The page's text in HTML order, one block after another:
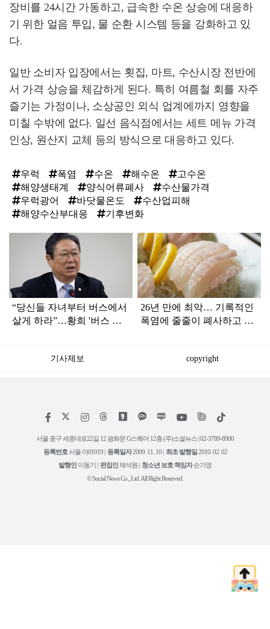
장비를 24시간 가동하고, 급속한 수온 상승에 대응하
기 위한 얼음 투입, 물 순환 시스템 등을 강화하고 있
다.
일반 소비자 입장에서는 횟집, 마트, 수산시장 전반에
서 가격 상승을 체감하게 된다. 특히 여름철 회를 자주
즐기는 가정이나, 소상공인 외식 업계에까지 영향을
미칠 수밖에 없다. 일선 음식점에서는 세트 메뉴 가격
인상, 원산지 교체 등의 방식으로 대응하고 있다.
우럭 폭염 수온 해수온
고수온
해양생태계
양식어류폐사
수산물가격
우럭광어
바닷물온도
수산업피해
해양수산부대응
기후변화
“당신들 자녀부터 버스에서
살게 하라”…황희 '버스 하
26년 만에 최악… 기록적인
폭염에 줄줄이 폐사하고 있
기사제보 copyright
페
스
인
타
램
위
트
유
튜
틱
서울 중구 세종대로22길 12 광화문 G스퀘어 12층 (주)소셜뉴스 | 02-3789-8900
등록번호 서울 아01019 | 등록일자2009. 11. 10 | 최초 발행일 2010. 02. 02
발행인 이동기 | 편집인 채석원 | 청소년 보호 책임자손기영
© Social News Co., Ltd. All Right Reserved.